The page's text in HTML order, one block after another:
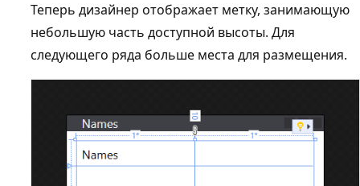
Теперь дизайнер отображает метку, занимающую
небольшую часть доступной высоты. Для
следующего ряда больше места для размещения.